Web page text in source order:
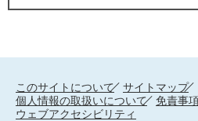
このサイトについて
サイトマップ
個人情報の取扱いについて
免責事
ウェブアクセシビリティ